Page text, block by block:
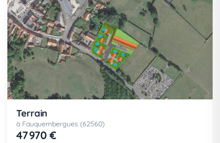
Terrain
à Fauquembergues (62560)
47 970 €